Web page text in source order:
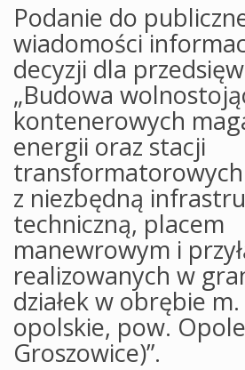
Podanie do
wiadomości
decyzji dla
„Budowa
kontenerowych
energii oraz stacji
z niezbędną
techniczną, placem
manewrowym i
realizowanych w
działek w obrębie
opolskie, pow.
Groszowice)”.